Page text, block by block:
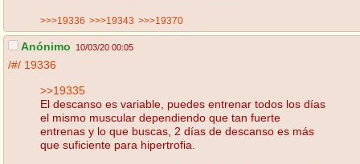
>>>19336 >>>19343 >>>19370
Anónimo 10/03/20 00:05
/#/ 19336
>>19335
El descanso es variable, puedes entrenar todos los días
el mismo muscular dependiendo que tan fuerte
entrenas y lo que buscas, 2 días de descanso es más
que suficiente para hipertrofia.